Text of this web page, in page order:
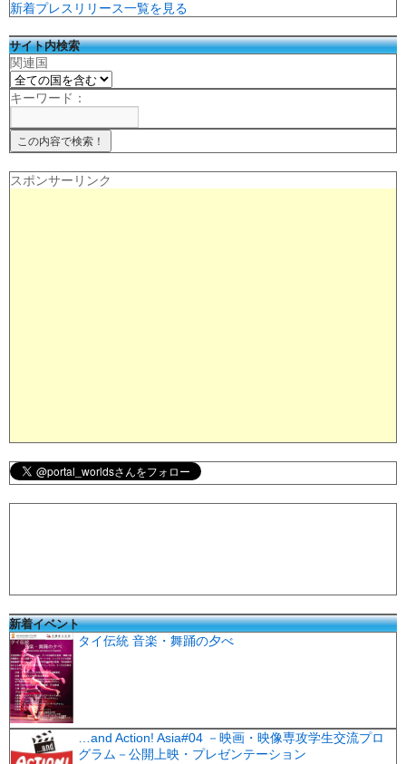
新着プレスリリース一覧を見る
サイト内検索
関連国
キーワード：
スポンサーリンク
新着イベント
タイ伝統 音楽・舞踊の夕べ
…and Action! Asia#04 －映画・映像専攻学生交流プロ
グラム－公開上映・プレゼンテーション